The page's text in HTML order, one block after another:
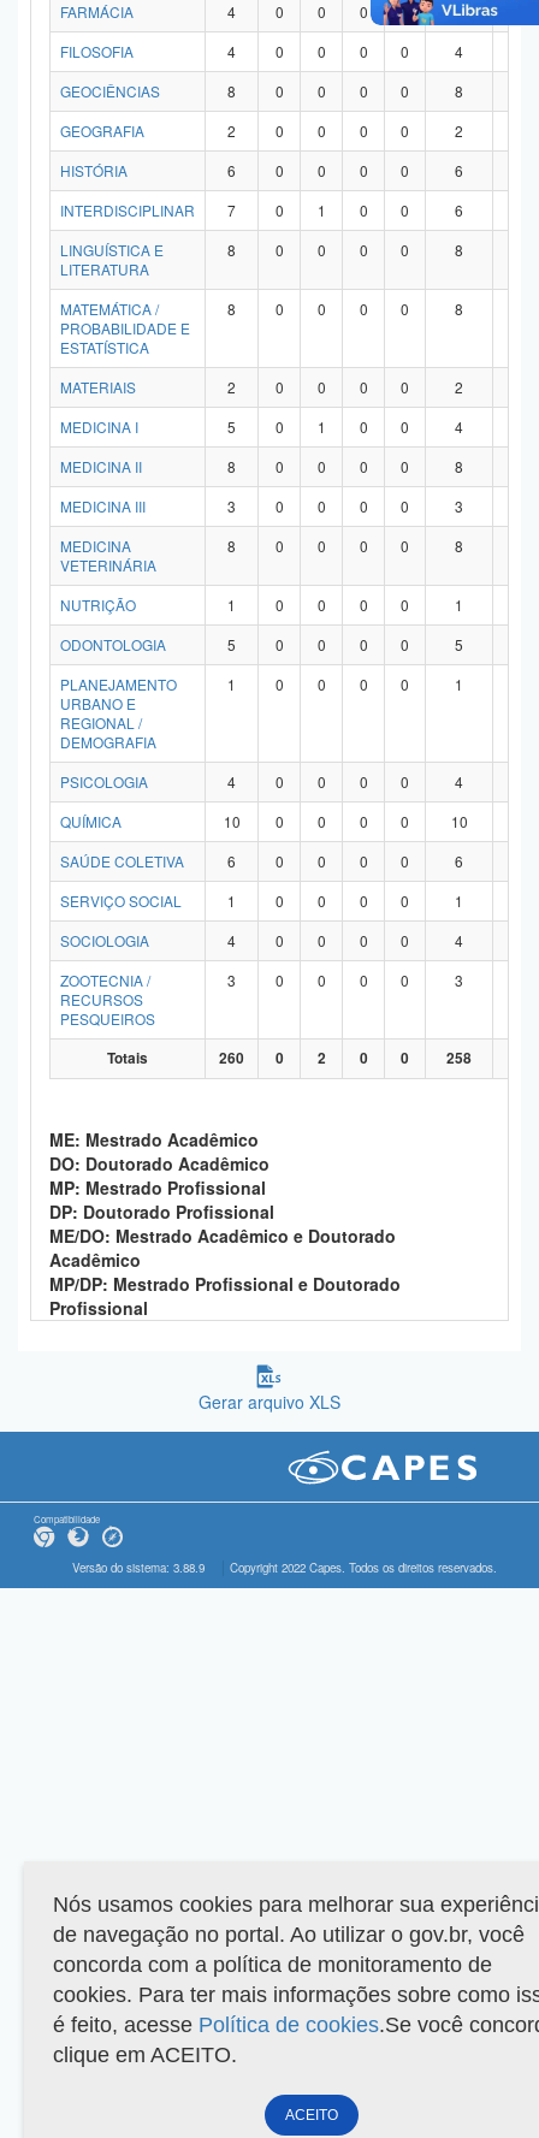
FARMÁCIA
4 0 0 0 0 4
FILOSOFIA
4 0 0 0 0 4
GEOCIÊNCIAS
8 0 0 0 0 8
GEOGRAFIA
2 0 0 0 0 2
HISTÓRIA
6 0 0 0 0 6
INTERDISCIPLINAR
7 0 1 0 0 6
LINGUÍSTICA E
LITERATURA
8 0 0 0 0 8
MATEMÁTICA /
PROBABILIDADE E
ESTATÍSTICA
8 0 0 0 0 8
MATERIAIS 2 0 0 0 0 2
MEDICINA I
5 0 1 0 0 4
MEDICINA II
8 0 0 0 0 8
MEDICINA III
3 0 0 0 0 3
MEDICINA
VETERINÁRIA
8 0 0 0 0 8
NUTRIÇÃO 1 0 0 0 0 1
ODONTOLOGIA
5 0 0 0 0 5
PLANEJAMENTO
URBANO E
REGIONAL /
DEMOGRAFIA
1 0 0 0 0 1
PSICOLOGIA 4 0 0 0 0 4
QUÍMICA
10 0 0 0 0 10
SAÚDE COLETIVA
6 0 0 0 0 6
SERVIÇO SOCIAL
1 0 0 0 0 1
SOCIOLOGIA
4 0 0 0 0 4
ZOOTECNIA /
RECURSOS
PESQUEIROS
3 0 0 0 0 3
Totais 260 0 2 0 0 258
ME: Mestrado Acadêmico
DO: Doutorado Acadêmico
MP: Mestrado Profissional
DP: Doutorado Profissional
ME/DO: Mestrado Acadêmico e Doutorado
Acadêmico
MP/DP: Mestrado Profissional e Doutorado
Profissional
Gerar arquivo XLS
Compatibilidade
Versão do sistema: 3.88.9 Copyright 2022 Capes. Todos os direitos reservados.
Nós usamos cookies para melhorar sua
de navegação no portal. Ao utilizar o gov.br, você
concorda com a política de monitoramento de
cookies. Para ter mais informações sobre como
é feito, acesse Política de cookies.Se você
clique em ACEITO.
ACEITO